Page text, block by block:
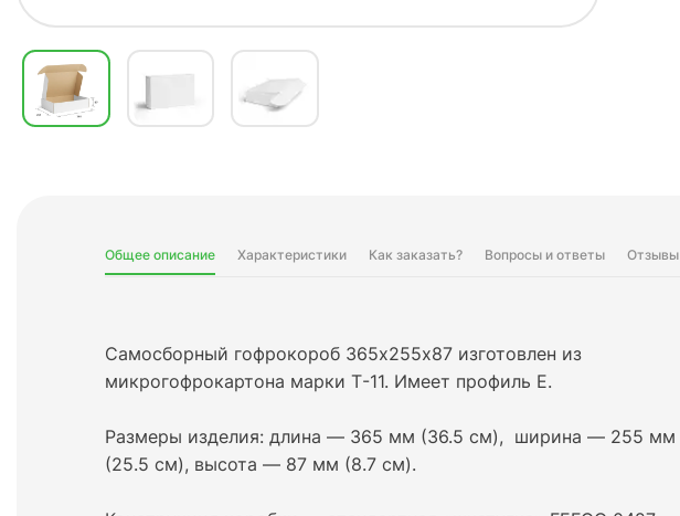
Общее описание Характеристики Как заказать? Вопросы и ответы Отзывы
Самосборный гофрокороб 365х255х87 изготовлен из
микрогофрокартона марки Т-11. Имеет профиль Е.
Размеры изделия: длина — 365 мм (36.5 см), ширина — 255 мм
(25.5 см), высота — 87 мм (8.7 см).